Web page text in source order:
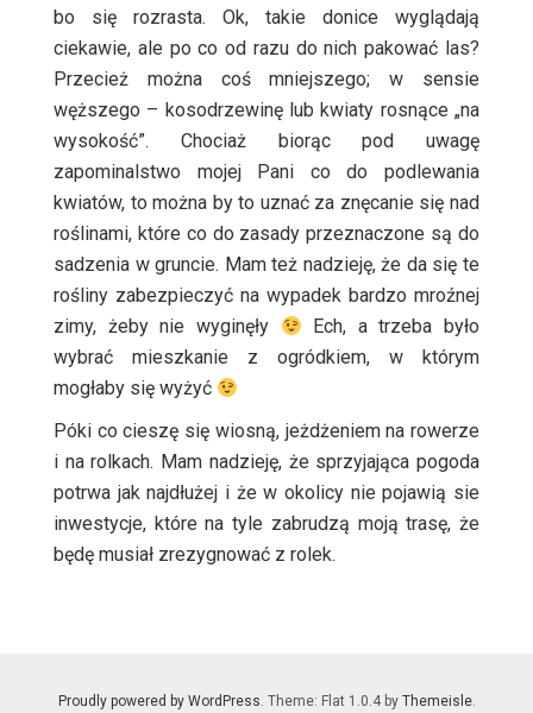
bo się rozrasta. Ok, takie donice wyglądają
ciekawie, ale po co od razu do nich pakować las?
Przecież można coś mniejszego; w sensie
węższego – kosodrzewinę lub kwiaty rosnące „na
wysokość”. Chociaż biorąc pod uwagę
zapominalstwo mojej Pani co do podlewania
kwiatów, to można by to uznać za znęcanie się nad
roślinami, które co do zasady przeznaczone są do
sadzenia w gruncie. Mam też nadzieję, że da się te
rośliny zabezpieczyć na wypadek bardzo mroźnej
zimy, żeby nie wyginęły
Ech, a trzeba było
wybrać mieszkanie z ogródkiem, w którym
mogłaby się wyżyć
Póki co cieszę się wiosną, jeżdżeniem na rowerze
i na rolkach. Mam nadzieję, że sprzyjająca pogoda
potrwa jak najdłużej i że w okolicy nie pojawią sie
inwestycje, które na tyle zabrudzą moją trasę, że
będę musiał zrezygnować z rolek.
Proudly powered by WordPress. Theme: Flat 1.0.4 by Themeisle.